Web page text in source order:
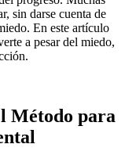
sin darse cuenta de
En este artículo
a pesar del miedo,
Método para